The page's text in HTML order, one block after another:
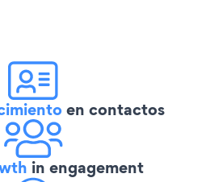
en contactos
in engagement